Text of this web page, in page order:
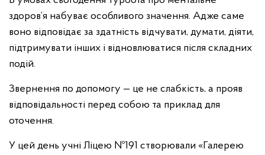
здоров’я набуває особливого значення. Адже саме
воно відповідає за здатність відчувати, думати, діяти,
підтримувати інших і відновлюватися після складних
подій.
Звернення по допомогу — це не слабкість, а прояв
відповідальності перед собою та приклад для
оточення.
У цей день учні Ліцею №191 створювали «Галерею